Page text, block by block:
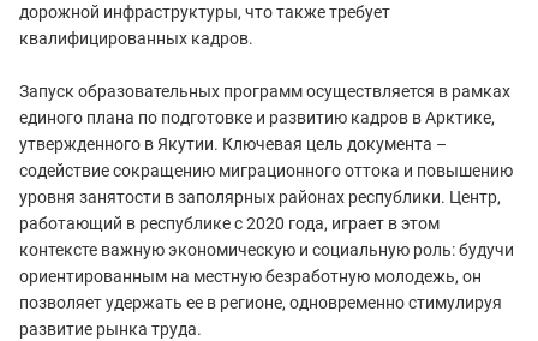
дорожной инфраструктуры, что также требует
квалифицированных кадров.
Запуск образовательных программ осуществляется в рамках
единого плана по подготовке и развитию кадров в Арктике,
утвержденного в Якутии. Ключевая цель документа –
содействие сокращению миграционного оттока и повышению
уровня занятости в заполярных районах республики. Центр,
работающий в республике с 2020 года, играет в этом
контексте важную экономическую и социальную роль: будучи
ориентированным на местную безработную молодежь, он
позволяет удержать ее в регионе, одновременно стимулируя
развитие рынка труда.